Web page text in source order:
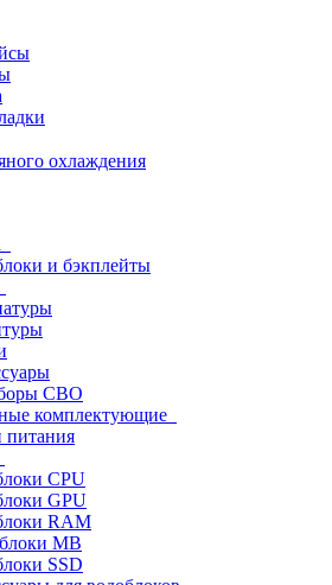
и бэкплейты
СВО
комплектующие
питания
CPU
GPU
RAM
MB
SSD